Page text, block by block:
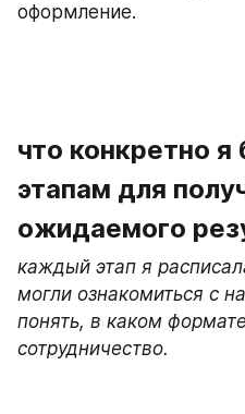
оформление.
что конкретно я
этапам для
ожидаемого
каждый этап я
могли ознакомиться с
понять, в каком
сотрудничество.